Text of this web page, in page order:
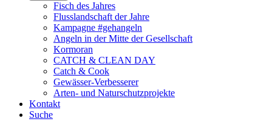
Fisch des Jahres
Flusslandschaft der Jahre
Kampagne #gehangeln
Angeln in der Mitte der Gesellschaft
Kormoran
CATCH & CLEAN DAY
Catch & Cook
Gewässer-Verbesserer
Arten- und Naturschutzprojekte
Kontakt
Suche